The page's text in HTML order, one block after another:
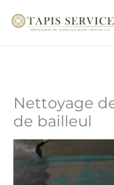
Nettoyage
de bailleul